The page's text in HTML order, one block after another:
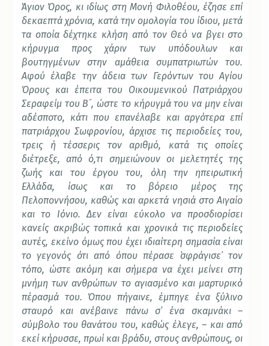
Άγιον Όρος, κι ιδίως στη Μονή Φιλοθέου, έζησε επί
δεκαεπτά χρόνια, κατά την ομολογία του ίδιου, μετά
τα οποία δέχτηκε κλήση από τον Θεό να βγει στο
κήρυγμα προς χάριν των υπόδουλων και
βουτηγμένων στην αμάθεια συμπατριωτών του.
Αφού έλαβε την άδεια των Γερόντων του Αγίου
Όρους και έπειτα του Οικουμενικού Πατριάρχου
Σεραφείμ του Β´, ώστε το κήρυγμά του να μην είναι
αδέσποτο, κάτι που επανέλαβε και αργότερα επί
πατριάρχου Σωφρονίου, άρχισε τις περιοδείες του,
τρεις ή τέσσερις τον αριθμό, κατά τις οποίες
διέτρεξε, από ό,τι σημειώνουν οι μελετητές της
ζωής και του έργου του, όλη την ηπειρωτική
Ελλάδα, ίσως και το βόρειο μέρος της
Πελοποννήσου, καθώς και αρκετά νησιά στο Αιγαίο
και το Ιόνιο. Δεν είναι εύκολο να προσδιορίσει
κανείς ακριβώς τοπικά και χρονικά τις περιοδείες
αυτές, εκείνο όμως που έχει ιδιαίτερη σημασία είναι
το γεγονός ότι από όπου πέρασε ῾σφράγισε᾽ τον
τόπο, ώστε ακόμη και σήμερα να έχει μείνει στη
μνήμη των ανθρώπων το αγιασμένο και μαρτυρικό
πέρασμά του. Όπου πήγαινε, έμπηγε ένα ξύλινο
σταυρό και ανέβαινε πάνω σ᾽ ένα σκαμνάκι –
σύμβολο του θανάτου του, καθώς έλεγε, – και από
εκεί κήρυσσε, πρωί και βράδυ, στους ανθρώπους, οι